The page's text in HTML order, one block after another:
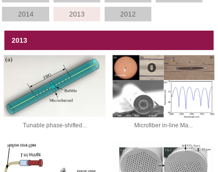
2014 2013 2012
2013
Tunable phase-shifted... Microfiber in-line Ma...